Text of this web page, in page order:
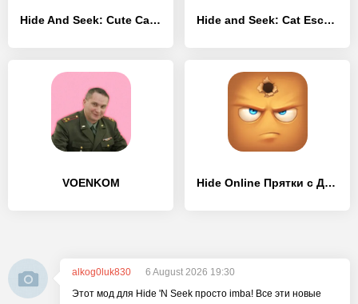
Hide And Seek: Cute Cat vs Dog - [Взлом/МОД Меню] Hide and Seek: Cat Escape! - [Взлом/МОД Много денег]
VOENKOM Hide Online Прятки с Друзьями - [Взлом/МОД Бесконечные деньги]
alkog0luk830
6 August 2026 19:30
Этот мод для Hide 'N Seek просто imba! Все эти новые